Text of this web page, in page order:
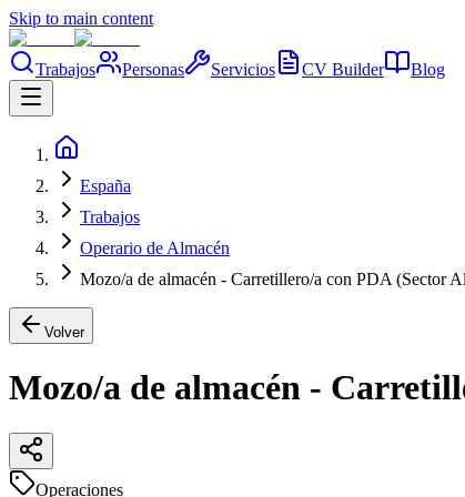
Skip to main content
Trabajos Personas Servicios CV Builder Blog
España
Trabajos
Operario de Almacén
Mozo/a de almacén - Carretillero/a con PDA (Sector
Volver
Mozo/a de almacén -
Operaciones